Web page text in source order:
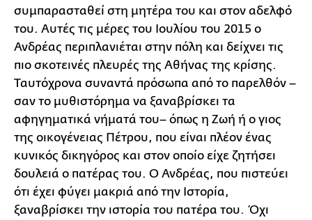
συμπαρασταθεί στη μητέρα του και στον αδελφό
του. Αυτές τις μέρες του Ιουλίου του 2015 ο
Ανδρέας περιπλανιέται στην πόλη και δείχνει τις
πιο σκοτεινές πλευρές της Αθήνας της κρίσης.
Ταυτόχρονα συναντά πρόσωπα από το παρελθόν –
σαν το μυθιστόρημα να ξαναβρίσκει τα
αφηγηματικά νήματά του– όπως η Ζωή ή ο γιος
της οικογένειας Πέτρου, που είναι πλέον ένας
κυνικός δικηγόρος και στον οποίο είχε ζητήσει
δουλειά ο πατέρας του. Ο Ανδρέας, που πιστεύει
ότι έχει φύγει μακριά από την Ιστορία,
ξαναβρίσκει την ιστορία του πατέρα του. Όχι